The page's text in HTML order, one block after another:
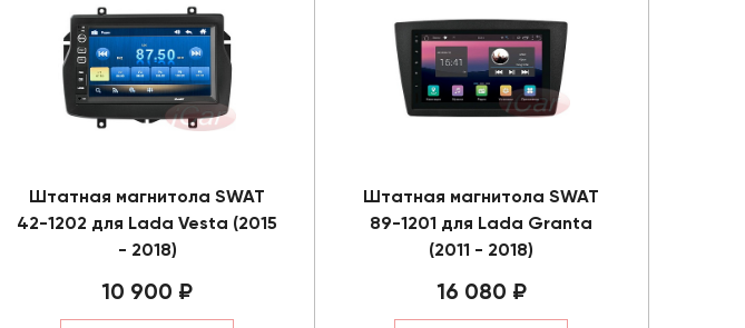
Штатная магнитола SWAT
42-1202 для Lada Vesta (2015
- 2018)
10 900 ₽
Штатная магнитола SWAT
89-1201 для Lada Granta
(2011 - 2018)
16 080 ₽